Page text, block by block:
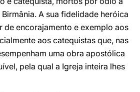
A sua fidelidade heróica
de encorajamento e exemplo aos
aos catequistas que, nas
uma obra apostólica
pela qual a Igreja inteira lhes